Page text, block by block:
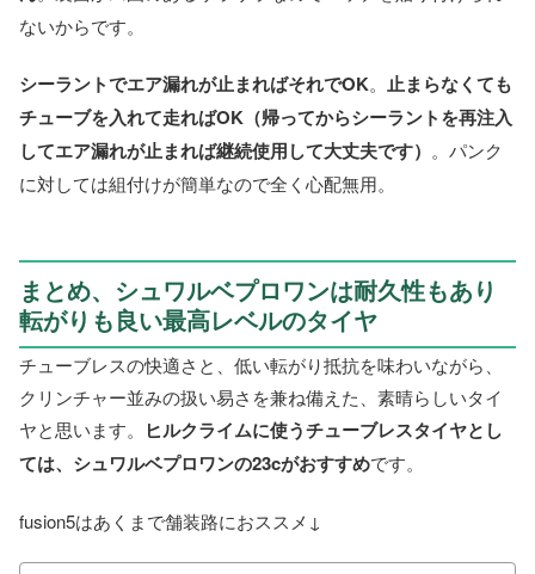
ないからです。
シーラントでエア漏れが止まればそれでOK。 止まらなくても
チューブを入れて走ればOK（帰ってからシーラントを再注入
してエア漏れが止まれば継続使用して大丈夫です） 。パンク
に対しては組付けが簡単なので全く心配無用。
まとめ、シュワルベプロワンは耐久性もあり
転がりも良い最高レベルのタイヤ
チューブレスの快適さと、低い転がり抵抗を味わいながら、
クリンチャー並みの扱い易さを兼ね備えた、素晴らしいタイ
ヤと思います。
ヒルクライムに使うチューブレスタイヤとし
ては、シュワルベプロワンの23cがおすすめです。
fusion5はあくまで舗装路におススメ↓